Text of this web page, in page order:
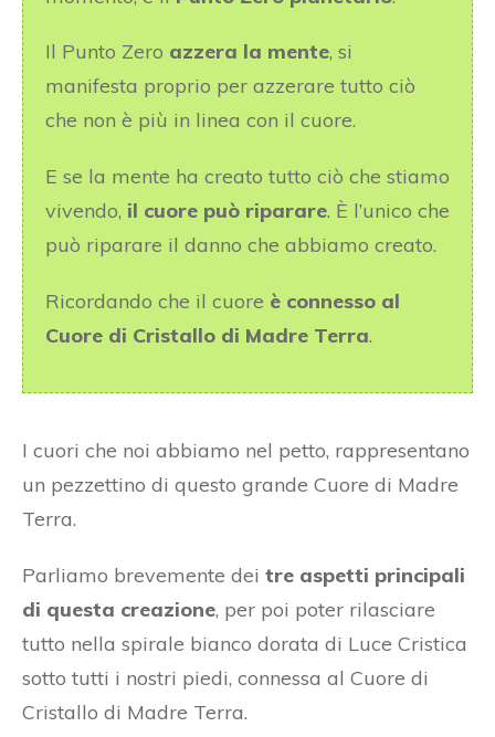
Il Punto Zero azzera la mente, si
manifesta proprio per azzerare tutto ciò
che non è più in linea con il cuore.
E se la mente ha creato tutto ciò che stiamo
vivendo, il cuore può riparare. È l’unico che
può riparare il danno che abbiamo creato.
Ricordando che il cuore è connesso al
Cuore di Cristallo di Madre Terra.
I cuori che noi abbiamo nel petto, rappresentano
un pezzettino di questo grande Cuore di Madre
Terra.
Parliamo brevemente dei tre aspetti principali
di questa creazione, per poi poter rilasciare
tutto nella spirale bianco dorata di Luce Cristica
sotto tutti i nostri piedi, connessa al Cuore di
Cristallo di Madre Terra.